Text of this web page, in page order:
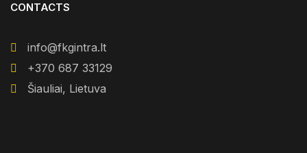
CONTACTS
info@fkgintra.lt
+370 687 33129
Šiauliai, Lietuva